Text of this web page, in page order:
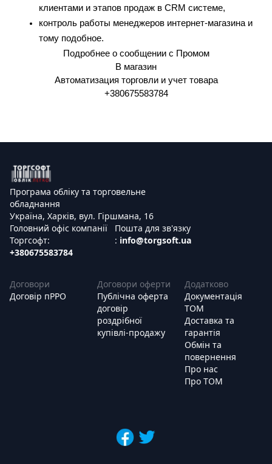
клиентами и этапов продаж в CRM системе,
контроль работы менеджеров интернет-магазина и
тому подобное.
Подробнее о сообщении с Промом
В магазин
Автоматизация торговли и учет товара
+380675583784
Програма обліку та торговельне
обладнання
Україна, Харків, вул. Гіршмана, 16
Головний офіс компанії
Торгсофт:
+380675583784
Пошта для зв'язку
: info@torgsoft.ua
Договори
Договір пРРО
Договори оферти
Публічна оферта
договір
роздрібної
купівлі-продажу
Додатково
Документація
ТОМ
Доставка та
гарантія
Обмін та
повернення
Про нас
Про ТОМ